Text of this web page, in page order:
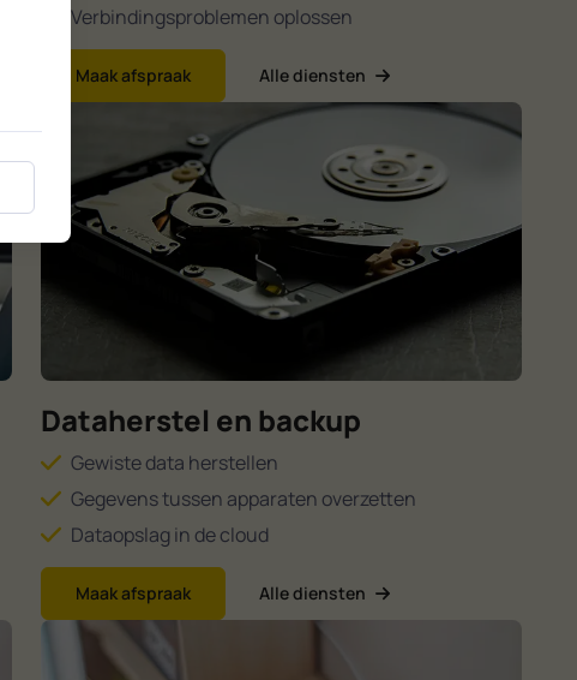
Verbindingsproblemen oplossen
Maak afspraak Alle diensten
Dataherstel en backup
Gewiste data herstellen
Gegevens tussen apparaten overzetten
Dataopslag in de cloud
Maak afspraak Alle diensten